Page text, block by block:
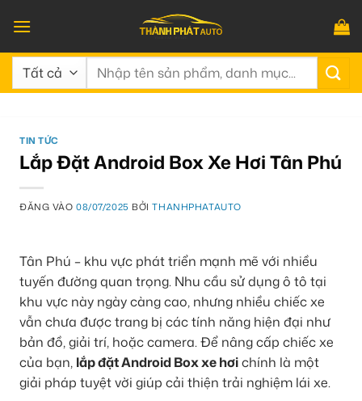
qua
nội
dung
Tìm
TIN TỨC
Lắp Đặt Android Box Xe Hơi Tân Phú
ĐĂNG VÀO08/07/2025 BỞITHANHPHATAUTO
Tân Phú – khu vực phát triển mạnh mẽ với nhiều
tuyến đường quan trọng. Nhu cầu sử dụng ô tô tại
khu vực này ngày càng cao, nhưng nhiều chiếc xe
vẫn chưa được trang bị các tính năng hiện đại như
bản đồ, giải trí, hoặc camera. Để nâng cấp chiếc xe
của bạn, lắp đặt Android Box xe hơichính là một
giải pháp tuyệt vời giúp cải thiện trải nghiệm lái xe.